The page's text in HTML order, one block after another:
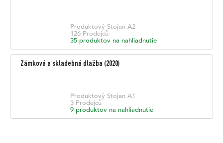
Produktový Stojan A2
126 Prodejců
35 produktov na nahliadnutie
Zámková a skladebná dlažba (2020)
Produktový Stojan A1
3 Prodejců
9 produktov na nahliadnutie